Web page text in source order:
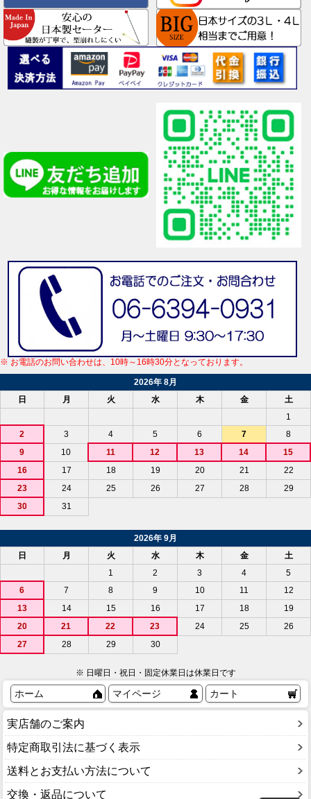
※ お電話のお問い合わせは、10時～16時30分となっております。
2026年 8月
日
月 火 水 木 金
土
1
2
3 4 5 6 7
8
9
10 11 12 13 14
15
16
17 18 19 20 21
22
23
24 25 26 27 28
29
30
31
2026年 9月
日
月 火 水 木 金
土
1
2 3 4
5
6
7 8 9 10 11
12
13
14 15 16 17 18
19
20
21 22 23 24 25
26
27
28 29 30
※ 日曜日・祝日・固定休業日は休業日です
ホーム マイページ カート
実店舗のご案内
特定商取引法に基づく表示
送料とお支払い方法について
交換・返品について